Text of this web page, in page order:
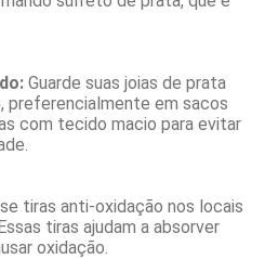
Guarde suas joias de prata
preferencialmente em sacos
com tecido macio para evitar
tiras anti-oxidação nos locais
tiras ajudam a absorver
oxidação.